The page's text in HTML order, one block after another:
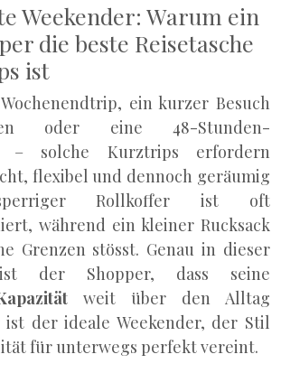
Weekender: Warum ein
die beste Reisetasche
ist
ein kurzer Besuch
oder eine 48-Stunden-
– solche Kurztrips erfordern
flexibel und dennoch geräumig
Rollkoffer ist oft
während ein kleiner Rucksack
Grenzen stösst. Genau in dieser
der Shopper, dass seine
weit über den Alltag
ist der ideale Weekender, der Stil
für unterwegs perfekt vereint.